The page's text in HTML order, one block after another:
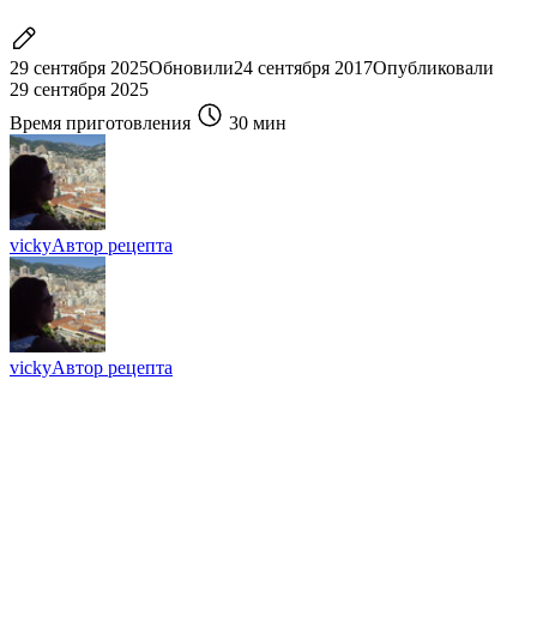
29 сентября 2025Обновили24 сентября 2017Опубликовали
29 сентября 2025
Время приготовления
30 мин
vickyАвтор рецепта
vickyАвтор рецепта